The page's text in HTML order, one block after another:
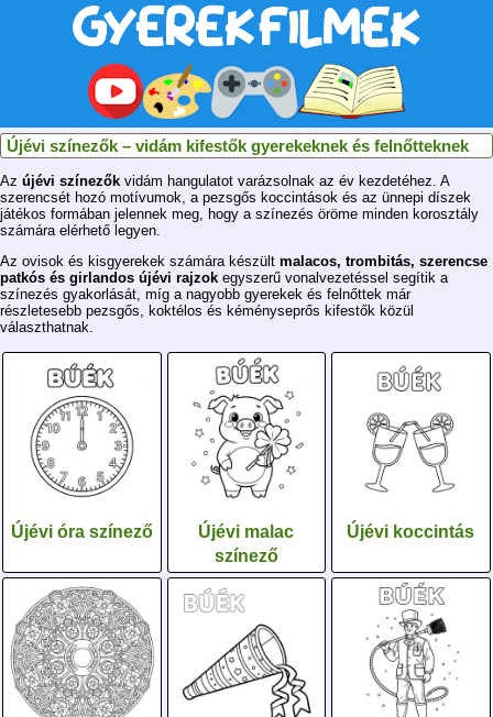
Újévi színezők – vidám kifestők gyerekeknek és felnőtteknek
Az újévi színezők vidám hangulatot varázsolnak az év kezdetéhez. A
szerencsét hozó motívumok, a pezsgős koccintások és az ünnepi díszek
játékos formában jelennek meg, hogy a színezés öröme minden korosztály
számára elérhető legyen.
Az ovisok és kisgyerekek számára készült malacos, trombitás, szerencse
patkós és girlandos újévi rajzok egyszerű vonalvezetéssel segítik a
színezés gyakorlását, míg a nagyobb gyerekek és felnőttek már
részletesebb pezsgős, koktélos és kéményseprős kifestők közül
választhatnak.
Újévi óra színező
Újévi malac
színező
Újévi koccintás